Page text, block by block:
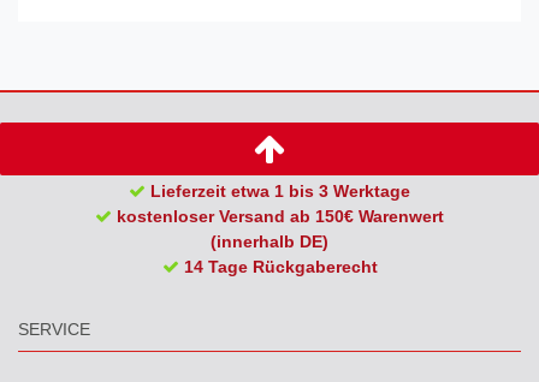
Lieferzeit etwa 1 bis 3 Werktage
kostenloser Versand ab 150€ Warenwert
(innerhalb DE)
14 Tage Rückgaberecht
SERVICE